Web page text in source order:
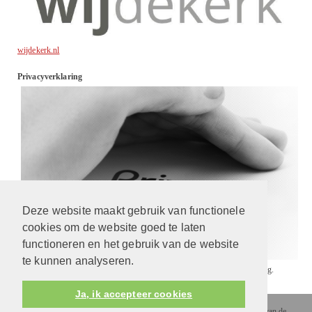
Deze website maakt gebruik van functionele
cookies om de website goed te laten
functioneren en het gebruik van de website
te kunnen analyseren.
Ja, ik accepteer cookies
wijdekerk.nl
Privacyverklaring
Wij gaan respectvol met uw gegevens om. Lees onze privacyverklaring.